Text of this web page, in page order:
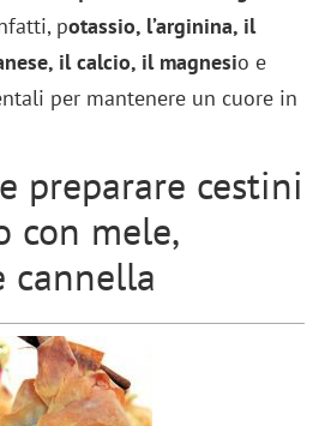
potassio, l’arginina, il
il calcio, il magnesio e
per mantenere un cuore in
preparare cestini
con mele,
cannella